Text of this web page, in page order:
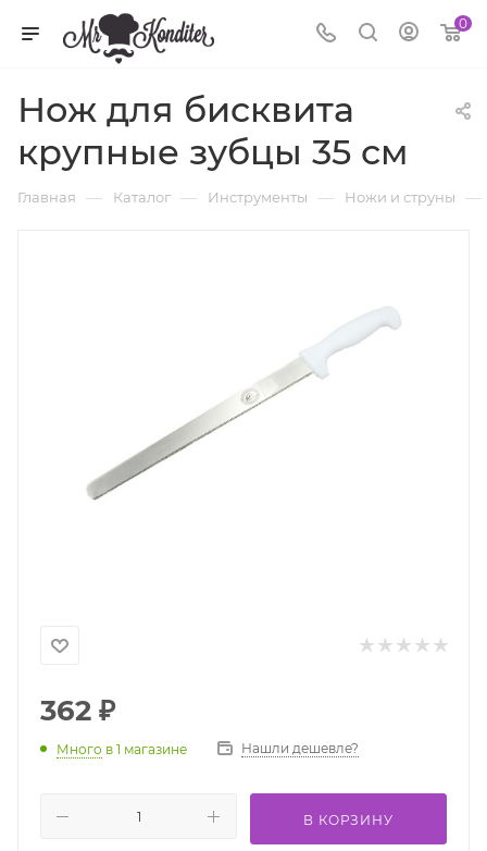
0
Нож для бисквита
крупные зубцы 35 см
Главная — Каталог — Инструменты — Ножи и струны —
362 ₽
Много в 1 магазине Нашли дешевле?
В КОРЗИНУ